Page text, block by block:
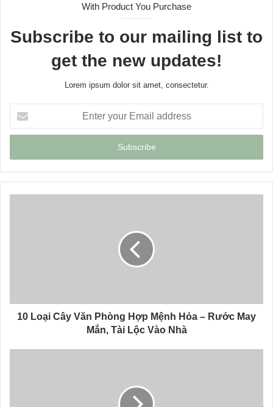
With Product You Purchase
Subscribe to our mailing list to
get the new updates!
Lorem ipsum dolor sit amet, consectetur.
t
r
y
10 Loại Cây Văn Phòng Hợp Mệnh Hỏa – Rước May
Mắn, Tài Lộc Vào Nhà